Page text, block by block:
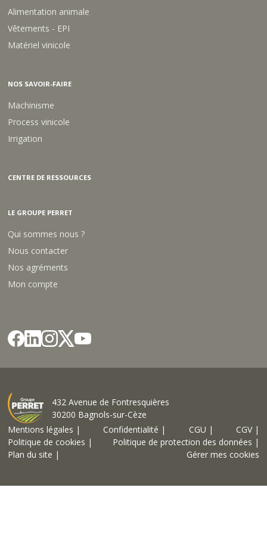
S
C
A
L
G
Alimentation animale
Vêtements - EPI
Matériel vinicole
NOS SAVOIR-FAIRE
Machinisme
Process vinicole
Irrigation
CENTRE DE RESSOURCES
LE GROUPE PERRET
Qui sommes nous ?
Nous contacter
Nos agréments
Mon compte
432 Avenue de Fontresquières
30200 Bagnols-sur-Cèze
Mentions légales |
Confidentialité | CGU |
CGV |
Politique de cookies |
Politique de protection des données |
Plan du site |
Gérer mes cookies